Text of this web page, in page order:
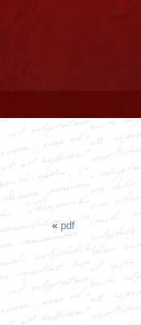
« pdf